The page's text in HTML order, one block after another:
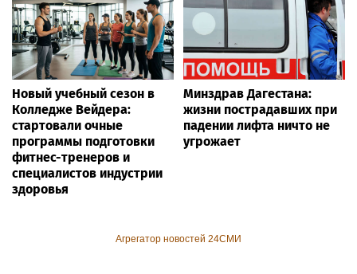
Новый учебный сезон в
Колледже Вейдера:
стартовали очные
программы подготовки
фитнес-тренеров и
специалистов индустрии
здоровья
Минздрав Дагестана:
жизни пострадавших при
падении лифта ничто не
угрожает
Агрегатор новостей 24СМИ